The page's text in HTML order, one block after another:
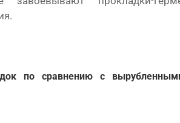
по сравнению с